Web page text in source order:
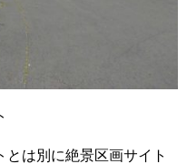
は別に絶景区画サイト